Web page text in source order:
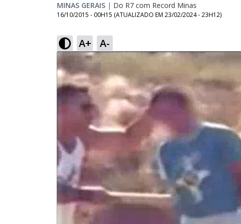
MINAS GERAIS | Do R7 com Record Minas
16/10/2015 - 00H15 (ATUALIZADO EM 23/02/2024 - 23H12)
A+ A-